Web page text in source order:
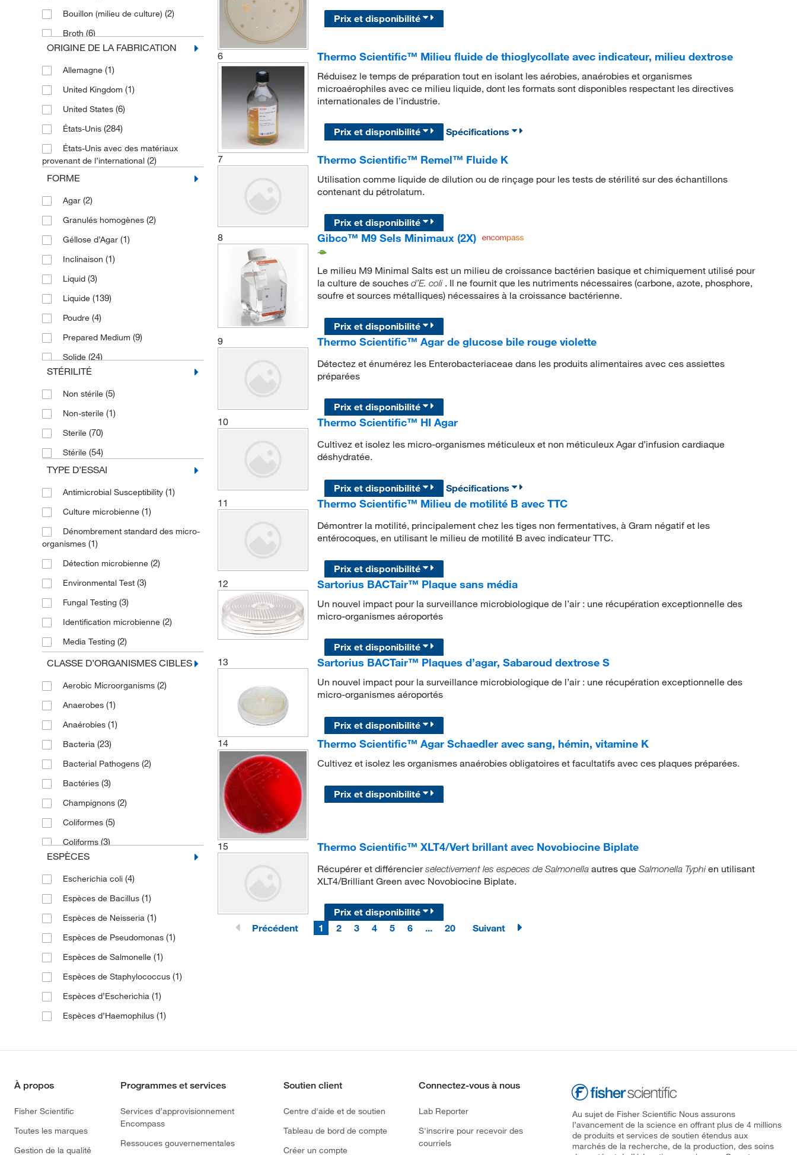
Bouillon (milieu de culture) (2)
Broth (6)
Broth Tube(20)
Contact Plate
Contact Slide(8)
Culture Medium(5)
Gélatine(1)
Gélose(79)
Liquid Medium(1)
Médias tubulaires
Peptone(1)
Plaque de contact
Plaque d’agar
Plaques de gélose(5)
Plaques de médias préparés(2)
Prepared Microbiology Plate
Prepared Microbiology Tubes
Saline Tube (1)
Solution tampon
Tampon phosphate(1)
Toboggan en plongée
Trousse de test MIC(39)
Tube de bouillon(1)
ORIGINE DE LA FABRICATION
Allemagne (1)
United Kingdom (1)
United States (6)
États-Unis (284)
États-Unis avec des matériaux
provenant de l’international (2)
FORME
Agar (2)
Granulés homogènes (2)
Géllose d’Agar (1)
Inclinaison (1)
Liquid (3)
Liquide (139)
Poudre (4)
Prepared Medium (9)
Solide (24)
Très visqueux
STÉRILITÉ
Non stérile (5)
Non-sterile (1)
Sterile (70)
Stérile (54)
TYPE D’ESSAI
Antimicrobial Susceptibility (1)
Culture microbienne (1)
Dénombrement standard des micro-
organismes (1)
Détection microbienne (2)
Environmental Test (3)
Fungal Testing (3)
Identification microbienne (2)
Media Testing (2)
Microbial Cultivation(29)
Microbial Detection (20)
Microbial Differentiation
Microbial Identification
Microbiological Tests
Presumptive Identification
Standard Plate Count for
Microorganism
(8)
Sterility Testing (12)
Test environnemental
Tests de promotion de la croissance
(2)
Tests microbiologiques
Water Monitoring(6)
Yeast Testing(1)
CLASSE D’ORGANISMES CIBLES
Aerobic Microorganisms (2)
Anaerobes (1)
Anaérobies (1)
Bacteria (23)
Bacterial Pathogens (2)
Bactéries (3)
Champignons (2)
Coliformes (5)
Coliforms (3)
Cyanobactéries
E. coli(1)
Fastidious Organisms(10)
Fungi(14)
Gram-negative Bacteria(3)
Gram-negative Microorganisms
Gram-negative Rods(3)
Gram-positive Cocci(1)
Gram-positive Organisms(2)
Non-fastidious Organisms (7)
Organismes non méticuleux, Gram-
positifs(1)
ESPÈCES
Escherichia coli (4)
Espèces de Bacillus (1)
Espèces de Neisseria (1)
Espèces de Pseudomonas (1)
Espèces de Salmonelle (1)
Espèces de Staphylococcus (1)
Espèces d’Escherichia (1)
Espèces d’Haemophilus (1)
Prix et disponibilité
6 Thermo Scientific™ Milieu fluide de thioglycollate avec indicateur, milieu dextrose
Réduisez le temps de préparation tout en isolant les aérobies, anaérobies et organismes
microaérophiles avec ce milieu liquide, dont les formats sont disponibles respectant les directives
internationales de l’industrie.
Prix et disponibilité Spécifications
7 Thermo Scientific™ Remel™ Fluide K
Utilisation comme liquide de dilution ou de rinçage pour les tests de stérilité sur des échantillons
contenant du pétrolatum.
Prix et disponibilité
8
Gibco™ M9 Sels Minimaux (2X)
Le milieu M9 Minimal Salts est un milieu de croissance bactérien basique et chimiquement utilisé pour
la culture de souches d’E. coli. Il ne fournit que les nutriments nécessaires (carbone, azote, phosphore,
soufre et sources métalliques) nécessaires à la croissance bactérienne.
Prix et disponibilité
9
Thermo Scientific™ Agar de glucose bile rouge violette
Détectez et énumérez les Enterobacteriaceae dans les produits alimentaires avec ces assiettes
préparées
Prix et disponibilité
10
Thermo Scientific™ HI Agar
Cultivez et isolez les micro-organismes méticuleux et non méticuleux Agar d’infusion cardiaque
déshydratée.
Prix et disponibilité
Spécifications
11
Thermo Scientific™ Milieu de motilité B avec TTC
Démontrer la motilité, principalement chez les tiges non fermentatives, à Gram négatif et les
entérocoques, en utilisant le milieu de motilité B avec indicateur TTC.
Prix et disponibilité
12
Sartorius BACTair™ Plaque sans média
Un nouvel impact pour la surveillance microbiologique de l’air : une récupération exceptionnelle des
micro-organismes aéroportés
Prix et disponibilité
13
Sartorius BACTair™ Plaques d’agar, Sabaroud dextrose S
Un nouvel impact pour la surveillance microbiologique de l’air : une récupération exceptionnelle des
micro-organismes aéroportés
Prix et disponibilité
14
Thermo Scientific™ Agar Schaedler avec sang, hémin, vitamine K
Cultivez et isolez les organismes anaérobies obligatoires et facultatifs avec ces plaques préparées.
Prix et disponibilité
15 Thermo Scientific™ XLT4/Vert brillant avec Novobiocine Biplate
Récupérer et différenciersélectivement les espèces de Salmonella autres que Salmonella Typhien utilisant
XLT4/Brilliant Green avec Novobiocine Biplate.
Prix et disponibilité
Précédent
1 2 3 4 5 6 ... 20 Suivant
À propos
Fisher Scientific
Toutes les marques
Gestion de la qualité
Programmes et services
Services d’approvisionnement
Encompass
Ressouces gouvernementales
Soutien client
Centre d'aide et de soutien
Tableau de bord de compte
Créer un compte
Connectez-vous à nous
Lab Reporter
S'inscrire pour recevoir des
courriels
Au sujet de Fisher Scientific Nous assurons
l’avancement de la science en offrant plus de 4 millions
de produits et services de soutien étendus aux
marchés de la recherche, de la production, des soins